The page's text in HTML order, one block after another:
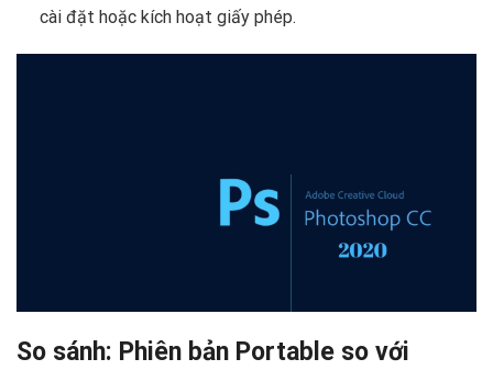
cài đặt hoặc kích hoạt giấy phép.
So sánh: Phiên bản Portable so với